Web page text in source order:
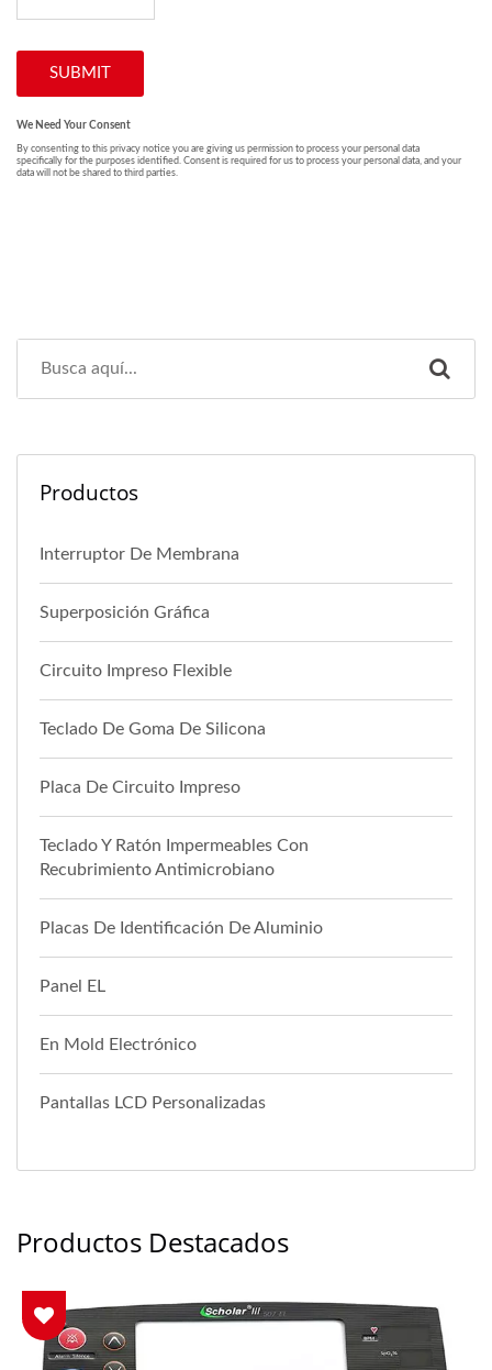
Productos
Interruptor De Membrana
Superposición Gráfica
Circuito Impreso Flexible
Teclado De Goma De Silicona
Placa De Circuito Impreso
Teclado Y Ratón Impermeables Con
Recubrimiento Antimicrobiano
Placas De Identificación De Aluminio
Panel EL
En Mold Electrónico
Pantallas LCD Personalizadas
Productos Destacados